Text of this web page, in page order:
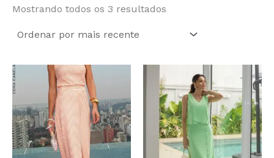
Mostrando todos os 3 resultados